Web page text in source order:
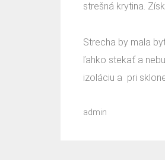
strešná krytina.
Strecha by mala
ľahko stekať a
izoláciu a pri
admin